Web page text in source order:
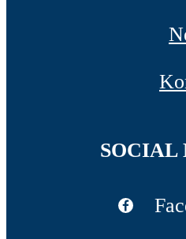
SOCIAL